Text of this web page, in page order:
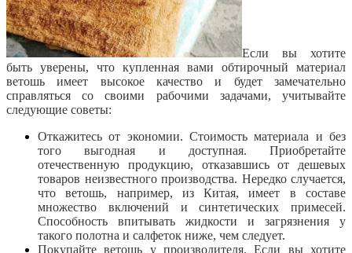
Если вы хотите
быть уверены, что купленная вами обтирочный материал
ветошь имеет высокое качество и будет замечательно
справляться со своими рабочими задачами, учитывайте
следующие советы:
Откажитесь от экономии. Стоимость материала и без
того выгодная и доступная. Приобретайте
отечественную продукцию, отказавшись от дешевых
товаров неизвестного производства. Нередко случается,
что ветошь, например, из Китая, имеет в составе
множество включений и синтетических примесей.
Способность впитывать жидкости и загрязнения у
такого полотна и салфеток ниже, чем следует.
Покупайте ветошь у производителя. Если вы хотите